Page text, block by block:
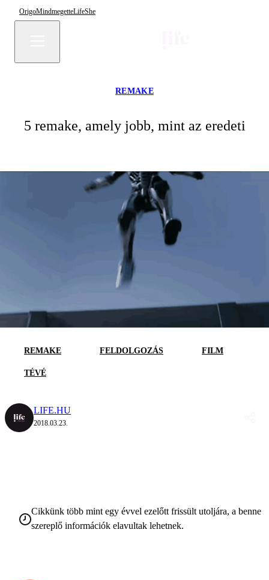
OrigoMindmegetteLifeShe
REMAKE
5 remake, amely jobb, mint az eredeti
REMAKE FELDOLGOZÁS FILM
TÉVÉ
LIFE.HU
2018.03.23.
Cikkünk több mint egy évvel ezelőtt frissült utoljára, a benne
szereplő információk elavultak lehetnek.